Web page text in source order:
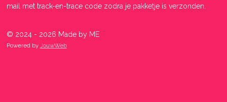
mail met track-en-trace code zodra je pakketje is verzonden.
© 2024 - 2026 Made by ME
Powered by JouwWeb